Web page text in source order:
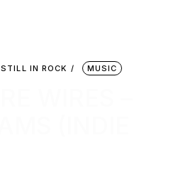
STILL IN ROCK MUSIC